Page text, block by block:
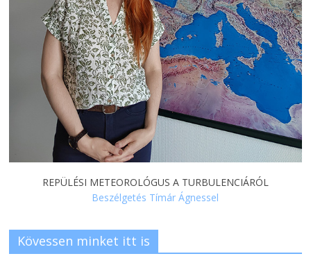
REPÜLÉSI METEOROLÓGUS A TURBULENCIÁRÓL
Beszélgetés Tímár Ágnessel
Kövessen minket itt is